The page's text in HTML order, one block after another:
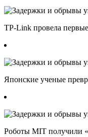
TP-Link провела
Японские ученые
Роботы MIT получили